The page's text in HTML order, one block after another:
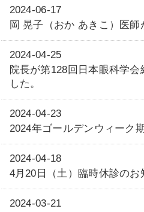
2024-06-17
岡 晃子（おか あきこ）医師
2024-04-25
院長が第128回日本眼科学会
した。
2024-04-23
2024年ゴールデンウィーク
2024-04-18
4月20日（土）臨時休診のお
2024-03-21